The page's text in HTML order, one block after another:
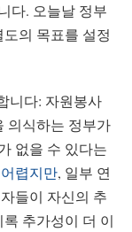
다. 오늘날 정부
의 목표를 설정
니다: 자원봉사
의식하는 정부가
없을 수 있다는
렵지만, 일부 연
들이 자신의 추
추가성이 더 이